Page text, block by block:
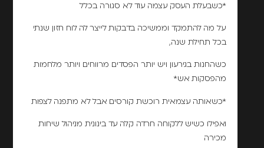
*כשבעלת העסק עצמה עוד לא סגורה בכלל
על מה להתמקד וממשיכה בדבקות לייצר לה לוח חזון שנתי
בכל תחילת שנה,
כשהחנות בגירעון ויש יותר הפסדים מרווחים ויותר מלחמות
מהפסקות אש*
*כשאותה עצמאית רוכשת קורסים אבל לא מתפנה לצפות
ואפילו כשיש ללקוחה חרדה קלה עד בינונית מניהול שיחות
מכירה